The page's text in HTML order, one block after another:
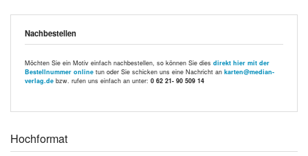
Nachbestellen
Möchten Sie ein Motiv einfach nachbestellen, so können Sie dies direkt hier mit der
Bestellnummer online tun oder Sie schicken uns eine Nachricht an karten@median-
verlag.de bzw. rufen uns einfach an unter: 0 62 21- 90 509 14
Hochformat